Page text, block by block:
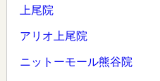
上尾院
アリオ上尾院
ニットーモール熊谷院